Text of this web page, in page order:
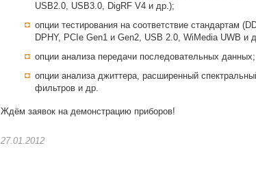
USB2.0, USB3.0, DigRF V4 и др.);
опции тестирования на соответствие стандартам
DPHY, PCIe Gen1 и Gen2, USB 2.0, WiMedia UWB и
опции анализа передачи последовательных данных;
опции анализа джиттера, расширенный
фильтров и др.
Ждём заявок на демонстрацию приборов!
27.01.2012